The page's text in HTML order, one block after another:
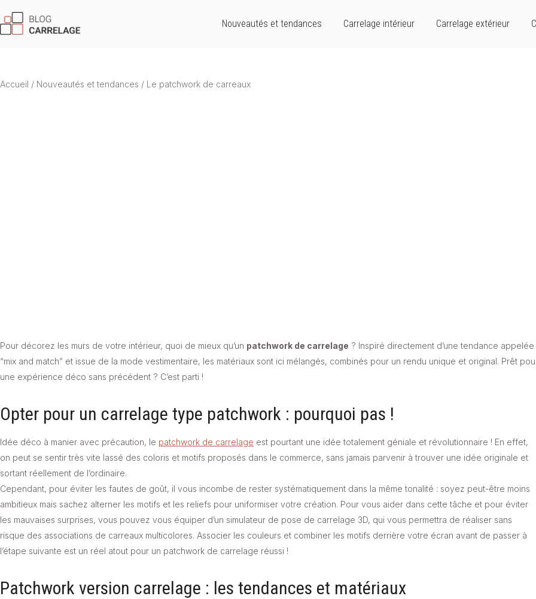
Nouveautés et tendances Carrelage intérieur Carrelage extérieur
Accueil / Nouveautés et tendances / Le patchwork de carreaux
Pour décorez les murs de votre intérieur, quoi de mieux qu’un patchwork de carrelage ? Inspiré directement d’une tendance appelée
“mix and match” et issue de la mode vestimentaire, les matériaux sont ici mélangés, combinés pour un rendu unique et original. Prêt
une expérience déco sans précédent ? C’est parti !
Opter pour un carrelage type patchwork : pourquoi pas !
Idée déco à manier avec précaution, le patchwork de carrelage est pourtant une idée totalement géniale et révolutionnaire ! En effet,
on peut se sentir très vite lassé des coloris et motifs proposés dans le commerce, sans jamais parvenir à trouver une idée originale et
sortant réellement de l’ordinaire.
Cependant, pour éviter les fautes de goût, il vous incombe de rester systématiquement dans la même tonalité : soyez peut-être moins
ambitieux mais sachez alterner les motifs et les reliefs pour uniformiser votre création. Pour vous aider dans cette tâche et pour éviter
les mauvaises surprises, vous pouvez vous équiper d’un simulateur de pose de carrelage 3D, qui vous permettra de réaliser sans
risque des associations de carreaux multicolores. Associer les couleurs et combiner les motifs derrière votre écran avant de passer à
l’étape suivante est un réel atout pour un patchwork de carrelage réussi !
Patchwork version carrelage : les tendances et matériaux